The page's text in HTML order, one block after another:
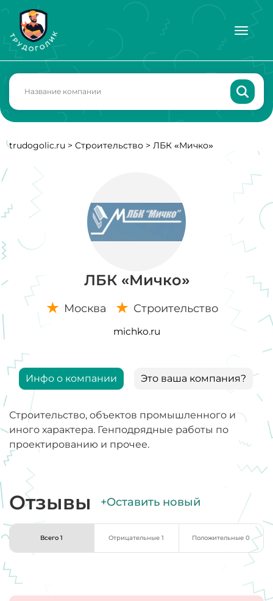
trudogolic.ru > Строительство > ЛБК «Мичко»
ЛБК «Мичко»
Москва Строительство
michko.ru
Инфо о компании Это ваша компания?
Строительство, объектов промышленного и
иного характера. Генподрядные работы по
проектированию и прочее.
Отзывы +Оставить новый
Всего 1 Отрицательные 1 Положительные 0